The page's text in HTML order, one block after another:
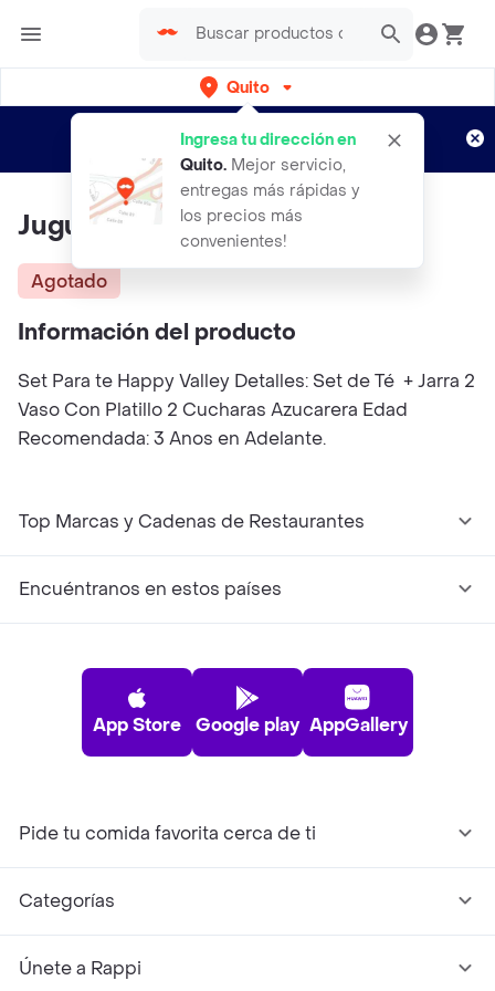
Quito
Ingresa tu dirección en
Quito. Mejor servicio,
entregas más rápidas y
los precios más
convenientes!
envíos gratis por semanas
Aplican TyC
Juguete Set Para Te
Agotado
Información del producto
Set Para te Happy Valley Detalles: Set de Té + Jarra 2
Vaso Con Platillo 2 Cucharas Azucarera Edad
Recomendada: 3 Anos en Adelante.
Top Marcas y Cadenas de Restaurantes
Encuéntranos en estos países
App Store Google play AppGallery
Pide tu comida favorita cerca de ti
Categorías
Únete a Rappi